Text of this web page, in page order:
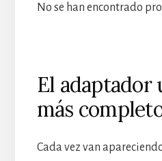
No se han encontrado
El adaptador
más
Cada vez van